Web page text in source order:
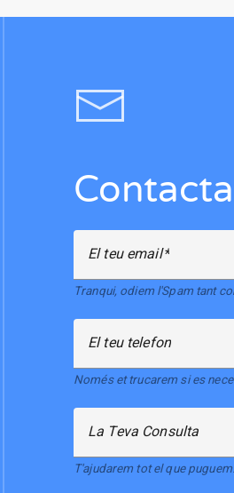
El teu email
Tranqui, odiem l'Spam tant
El teu telefon
Només et trucarem si es
La Teva Consulta
T'ajudarem tot el que puguem!